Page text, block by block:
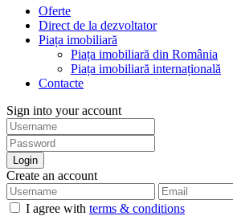
Oferte
Direct de la dezvoltator
Piața imobiliară
Piața imobiliară din România
Piața imobiliară internațională
Contacte
Sign into your account
Login
Create an account
I agree with terms & conditions